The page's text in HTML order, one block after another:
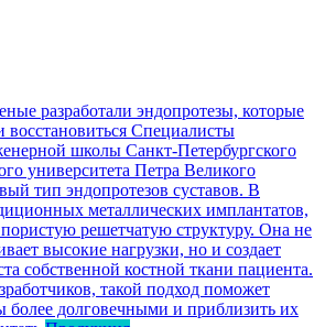
разработали эндопротезы, которые
Специалисты
школы Санкт-Петербургского
университета Петра Великого
тип эндопротезов суставов. В
металлических имплантатов,
решетчатую структуру. Она не
высокие нагрузки, но и создает
собственной костной ткани пациента.
такой подход поможет
более долговечными и приблизить их